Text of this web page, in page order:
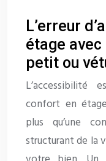
L’erreur
étage
petit ou
confort en
plus qu’une
structurant de la